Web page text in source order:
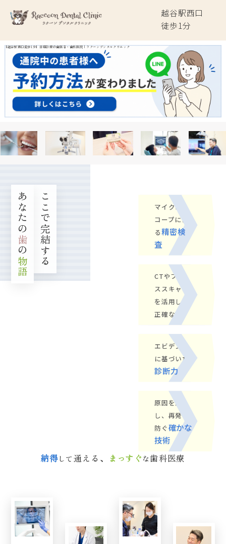
【越谷駅西口徒歩1分】日曜診療の歯医者・歯科医院｜ラクーンデンタルクリニック
越谷駅西口
徒歩1分
ここで完結する
あなたの
歯
の
物語
マイクロス
コープによ
る精密検
査
CTやフェイ
ススキャン
を活用した
正確な診断
エビデンス
に基づいた
診断力
原因を治
し、再発を
防ぐ確かな
技術
納得して通える、 まっすぐな歯科医療